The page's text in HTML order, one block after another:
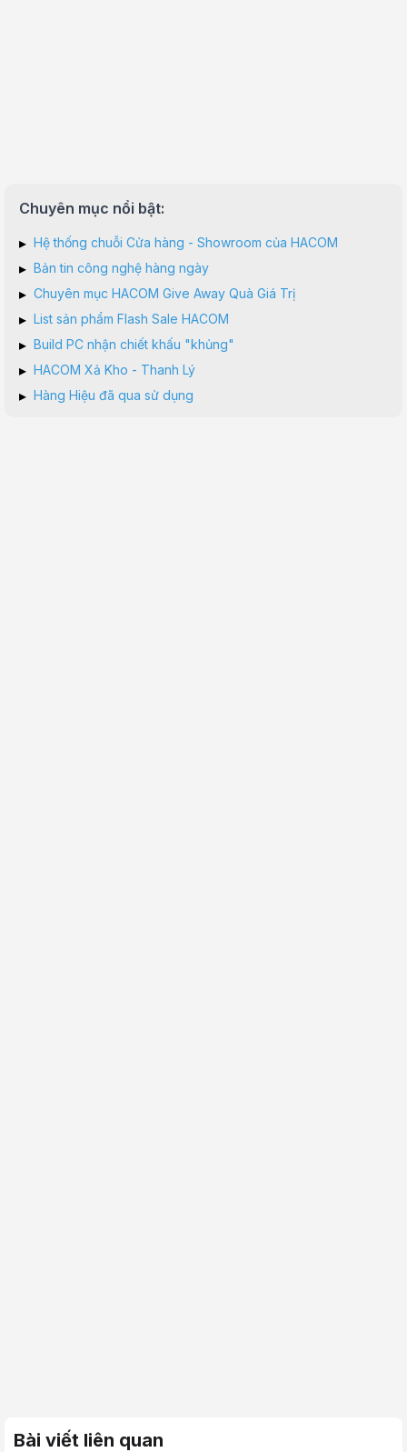
Chuyên mục nổi bật:
▸ Hệ thống chuỗi Cửa hàng - Showroom của HACOM
▸ Bản tin công nghệ hàng ngày
▸ Chuyên mục HACOM Give Away Quà Giá Trị
▸ List sản phẩm Flash Sale HACOM
▸ Build PC nhận chiết khấu "khủng"
▸ HACOM Xả Kho - Thanh Lý
▸ Hàng Hiệu đã qua sử dụng
Bài viết liên quan